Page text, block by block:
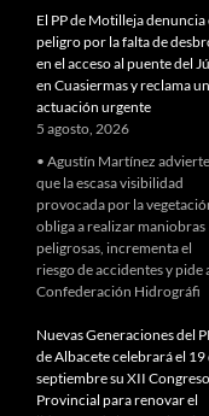
El PP de Motilleja denuncia
peligro por la falta de
en el acceso al puente del
en Cuasiermas y reclama
actuación urgente
5 agosto, 2026
• Agustín Martínez advierte
que la escasa visibilidad
provocada por la
obliga a realizar maniobras
peligrosas, incrementa el
riesgo de accidentes y pide
Confederación Hidrográfi
Nuevas Generaciones del
de Albacete celebrará el 19
septiembre su XII Congreso
Provincial para renovar el